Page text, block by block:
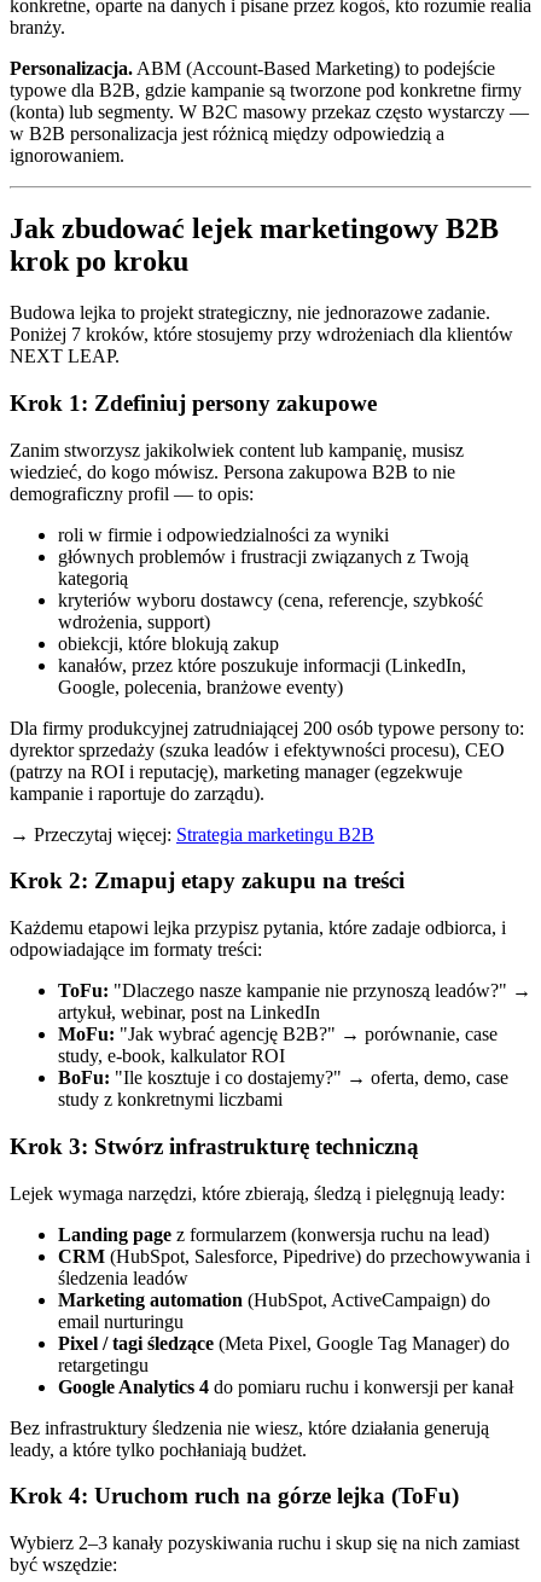
konkretne, oparte na danych i pisane przez kogoś, kto rozumie realia
branży.
Personalizacja. ABM (Account-Based Marketing) to podejście
typowe dla B2B, gdzie kampanie są tworzone pod konkretne firmy
(konta) lub segmenty. W B2C masowy przekaz często wystarczy —
w B2B personalizacja jest różnicą między odpowiedzią a
ignorowaniem.
Jak zbudować lejek marketingowy B2B
krok po kroku
Budowa lejka to projekt strategiczny, nie jednorazowe zadanie.
Poniżej 7 kroków, które stosujemy przy wdrożeniach dla klientów
NEXT LEAP.
Krok 1: Zdefiniuj persony zakupowe
Zanim stworzysz jakikolwiek content lub kampanię, musisz
wiedzieć, do kogo mówisz. Persona zakupowa B2B to nie
demograficzny profil — to opis:
roli w firmie i odpowiedzialności za wyniki
głównych problemów i frustracji związanych z Twoją
kategorią
kryteriów wyboru dostawcy (cena, referencje, szybkość
wdrożenia, support)
obiekcji, które blokują zakup
kanałów, przez które poszukuje informacji (LinkedIn,
Google, polecenia, branżowe eventy)
Dla firmy produkcyjnej zatrudniającej 200 osób typowe persony to:
dyrektor sprzedaży (szuka leadów i efektywności procesu), CEO
(patrzy na ROI i reputację), marketing manager (egzekwuje
kampanie i raportuje do zarządu).
→ Przeczytaj więcej: Strategia marketingu B2B
Krok 2: Zmapuj etapy zakupu na treści
Każdemu etapowi lejka przypisz pytania, które zadaje odbiorca, i
odpowiadające im formaty treści:
ToFu: "Dlaczego nasze kampanie nie przynoszą leadów?" →
artykuł, webinar, post na LinkedIn
MoFu: "Jak wybrać agencję B2B?" → porównanie, case
study, e-book, kalkulator ROI
BoFu: "Ile kosztuje i co dostajemy?" → oferta, demo, case
study z konkretnymi liczbami
Krok 3: Stwórz infrastrukturę techniczną
Lejek wymaga narzędzi, które zbierają, śledzą i pielęgnują leady:
Landing page z formularzem (konwersja ruchu na lead)
CRM (HubSpot, Salesforce, Pipedrive) do przechowywania i
śledzenia leadów
Marketing automation (HubSpot, ActiveCampaign) do
email nurturingu
Pixel / tagi śledzące (Meta Pixel, Google Tag Manager) do
retargetingu
Google Analytics 4 do pomiaru ruchu i konwersji per kanał
Bez infrastruktury śledzenia nie wiesz, które działania generują
leady, a które tylko pochłaniają budżet.
Krok 4: Uruchom ruch na górze lejka (ToFu)
Wybierz 2–3 kanały pozyskiwania ruchu i skup się na nich zamiast
być wszędzie: